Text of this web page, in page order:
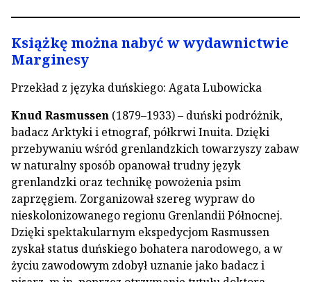
Książkę można nabyć w wydawnictwie
Marginesy
Przekład z języka duńskiego: Agata Lubowicka
Knud Rasmussen (1879–1933) – duński podróżnik,
badacz Arktyki i etnograf, półkrwi Inuita. Dzięki
przebywaniu wśród grenlandzkich towarzyszy zabaw
w naturalny sposób opanował trudny język
grenlandzki oraz technikę powożenia psim
zaprzęgiem. Zorganizował szereg wypraw do
nieskolonizowanego regionu Grenlandii Północnej.
Dzięki spektakularnym ekspedycjom Rasmussen
zyskał status duńskiego bohatera narodowego, a w
życiu zawodowym zdobył uznanie jako badacz i